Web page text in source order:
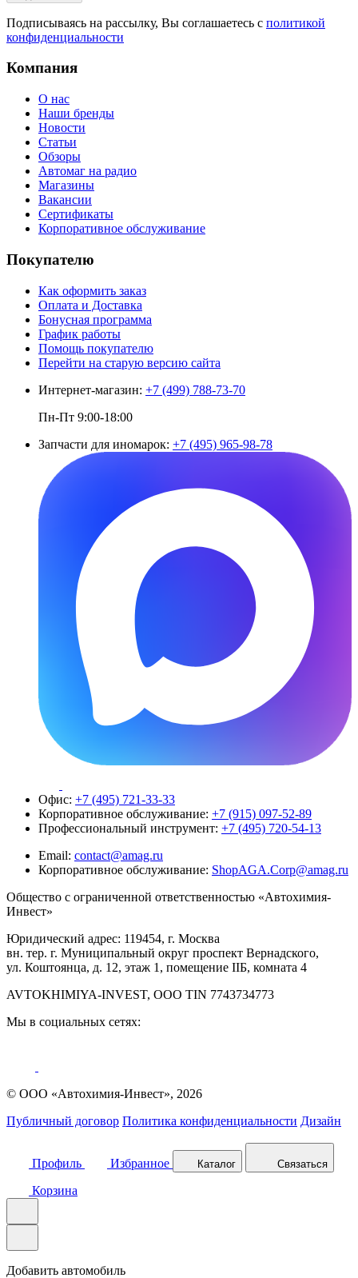
Подписываясь на рассылку, Вы соглашаетесь с политикой
конфиденциальности
Компания
О нас
Наши бренды
Новости
Статьи
Обзоры
Автомаг на радио
Магазины
Вакансии
Сертификаты
Корпоративное обслуживание
Покупателю
Как оформить заказ
Оплата и Доставка
Бонусная программа
График работы
Помощь покупателю
Перейти на старую версию сайта
Интернет-магазин: +7 (499) 788-73-70
Пн-Пт 9:00-18:00
Запчасти для иномарок: +7 (495) 965-98-78
Офис: +7 (495) 721-33-33
Корпоративное обслуживание: +7 (915) 097-52-89
Профессиональный инструмент: +7 (495) 720-54-13
Email: contact@amag.ru
Корпоративное обслуживание: ShopAGA.Corp@amag.ru
Общество с ограниченной ответственностью «Автохимия-
Инвест»
Юридический адрес: 119454, г. Москва
вн. тер. г. Муниципальный округ проспект Вернадского,
ул. Коштоянца, д. 12, этаж 1, помещение IIБ, комната 4
AVTOKHIMIYA-INVEST, OOO TIN 7743734773
Мы в социальных сетях:
© ООО «Автохимия-Инвест», 2026
Публичный договор Политика конфиденциальности Дизайн
Профиль Избранное Каталог Связаться
Корзина
Добавить автомобиль